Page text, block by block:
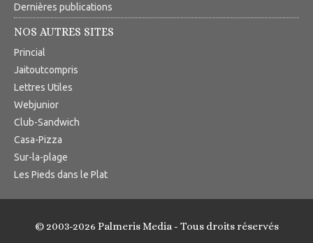
Dernières publications
NOS AUTRES SITES
Princial
Jaitoutcompris
Lettres Utiles
Webjunior
Club-Sandwich
Casa-Pizza
Sur-la-plage
Les Pieds dans le Plat
© 2003-2026 Palmeris Media - Tous droits réservés